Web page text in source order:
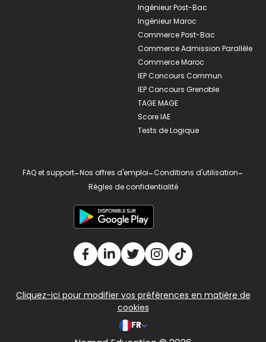
Ingénieur Post-Bac
Ingénieur Maroc
Commerce Post-Bac
Commerce Admission Parallèle
Commerce Maroc
IEP Concours Commun
IEP Concours Grenoble
TAGE MAGE
Score IAE
Tests de Logique
FAQ et support-Nos offres d'emploi-Conditions d'utilisation-
Règles de confidentialité
Cliquez-ici pour modifier vos préférences en matière de
cookies
FR